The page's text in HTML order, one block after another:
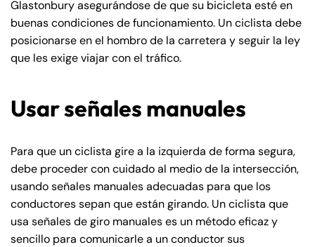
Glastonbury asegurándose de que su bicicleta esté en
buenas condiciones de funcionamiento. Un ciclista debe
posicionarse en el hombro de la carretera y seguir la ley
que les exige viajar con el tráfico.
Usar señales manuales
Para que un ciclista gire a la izquierda de forma segura,
debe proceder con cuidado al medio de la intersección,
usando señales manuales adecuadas para que los
conductores sepan que están girando. Un ciclista que
usa señales de giro manuales es un método eficaz y
sencillo para comunicarle a un conductor sus